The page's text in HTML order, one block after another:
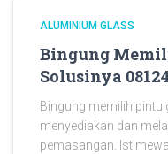
ALUMINIUM GLASS
Bingung
Solusinya
Bingung memilih pintu
menyediakan dan
pemasangan.